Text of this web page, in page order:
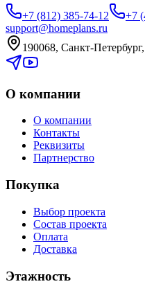
+7 (812) 385-74-12
+7
support@homeplans.ru
190068, Санкт-
О компании
О компании
Контакты
Реквизиты
Партнерство
Покупка
Выбор проекта
Состав проекта
Оплата
Доставка
Этажность